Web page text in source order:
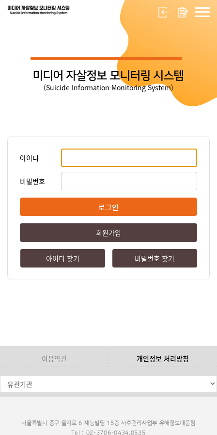
미디어 자살정보 모니터링 시스템
(Suicide Information Monitoring System)
아이디
비밀번호
로그인
회원가입
아이디 찾기 비밀번호 찾기
이용약관 개인정보 처리방침
서울특별시 중구 을지로 6 재능빌딩 15층 사후관리사업부 유해정보대응팀
Tel : 02-3706-0434,0535